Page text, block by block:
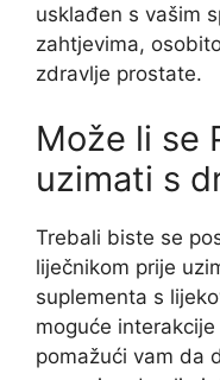
usklađen s vašim
zahtjevima,
zdravlje prostate.
Može li se
uzimati s
Trebali biste se
liječnikom prije
suplementa s
moguće
pomažući vam da